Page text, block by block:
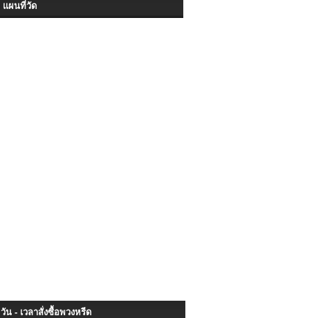
แผนที่วัด
วัน - เวลาสั่งซื้อพวงหรีด